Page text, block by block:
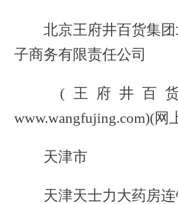
北京王府井百货集团
子商务有限责任公司
(王府井百货
www.wangfujing.com)(网
天津市
天津天士力大药房连